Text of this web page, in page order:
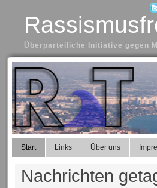
Überparteiliche Initiative gegen
Start Links Über uns
Nachrichten